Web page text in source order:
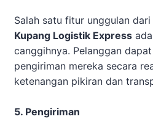
Salah satu fitur unggulan dari
Kupang Logistik Express
canggihnya. Pelanggan
pengiriman mereka secara
ketenangan pikiran dan
5. Pengiriman